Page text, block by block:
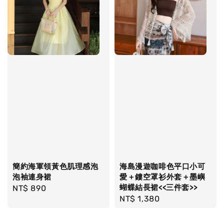
簡約海軍領黃色肌理感泡
泡袖連身裙
Regular
NT$ 890
海島漫遊咖啡色平口小可
愛＋鏤空罩衫外套＋墨嶼
蝴蝶結長裙<<三件套>>
Regular
NT$ 1,380